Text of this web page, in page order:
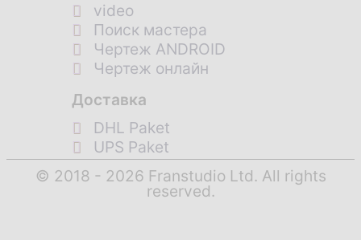
video
Поиск мастера
Чертеж ANDROID
Чертеж онлайн
Доставка
DHL Paket
UPS Paket
© 2018 - 2026 Franstudio Ltd. All rights
reserved.